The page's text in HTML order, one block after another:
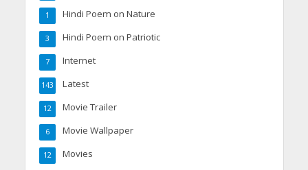
Hindi Poem on Nature
1
Hindi Poem on Patriotic
3
Internet
7
Latest
143
Movie Trailer
12
Movie Wallpaper
6
Movies
12